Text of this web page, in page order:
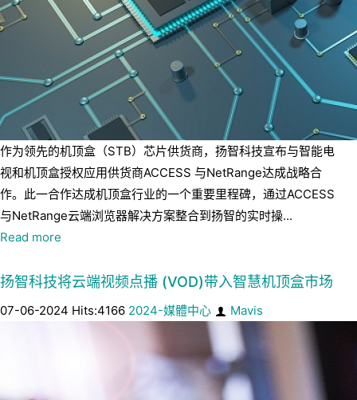
作为领先的机顶盒（STB）芯片供货商，扬智科技宣布与智能电
视和机顶盒授权应用供货商ACCESS 与NetRange达成战略合
作。此一合作达成机顶盒行业的一个重要里程碑，通过ACCESS
与NetRange云端浏览器解决方案整合到扬智的实时操...
Read more
扬智科技将云端视频点播 (VOD)带入智慧机顶盒市场
07-06-2024 Hits:4166 2024-媒體中心 Mavis